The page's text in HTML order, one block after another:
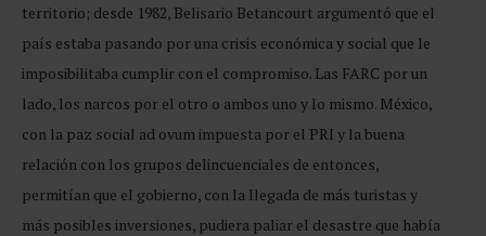
territorio; desde 1982, Belisario Betancourt argumentó que el
país estaba pasando por una crisis económica y social que le
imposibilitaba cumplir con el compromiso. Las FARC por un
lado, los narcos por el otro o ambos uno y lo mismo. México,
con la paz social ad ovum impuesta por el PRI y la buena
relación con los grupos delincuenciales de entonces,
permitían que el gobierno, con la llegada de más turistas y
más posibles inversiones, pudiera paliar el desastre que había